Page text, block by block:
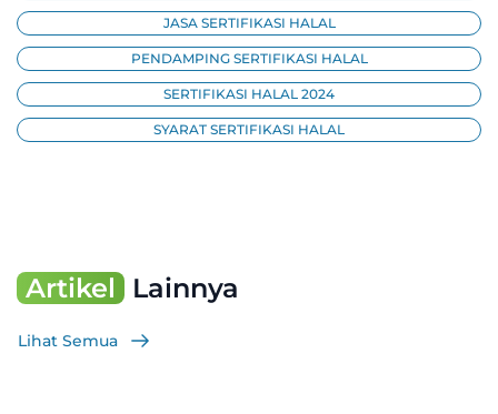
JASA SERTIFIKASI HALAL
PENDAMPING SERTIFIKASI HALAL
SERTIFIKASI HALAL 2024
SYARAT SERTIFIKASI HALAL
Artikel Lainnya
Lihat Semua